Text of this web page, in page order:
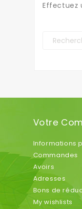
Effectuez
Votre
Informations
Commandes
Avoirs
Adresses
Bons de
My wishlists